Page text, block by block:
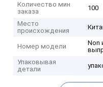
Количество мин
заказа
100
Место
происхождения
Номер модели
Non
Упаковывая
детали